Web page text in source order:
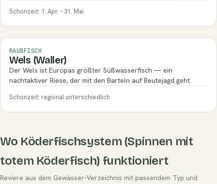
Schonzeit: 1. Apr. – 31. Mai
RAUBFISCH
Wels (Waller)
Der Wels ist Europas größter Süßwasserfisch — ein
nachtaktiver Riese, der mit den Barteln auf Beutejagd geht.
Schonzeit: regional unterschiedlich
Wo Köderfischsystem (Spinnen mit
totem Köderfisch) funktioniert
Reviere aus dem Gewässer-Verzeichnis mit passendem Typ und